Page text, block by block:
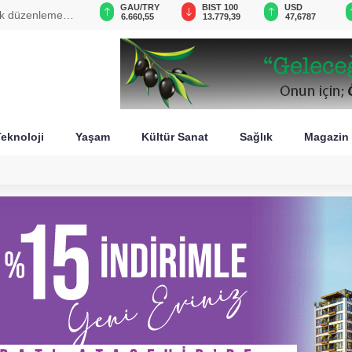
6.660,55
BIST 100
13.779,39
USD
47,6787
EUR
55,1254
Yaşam Kültür Sanat Sağlık Magazin